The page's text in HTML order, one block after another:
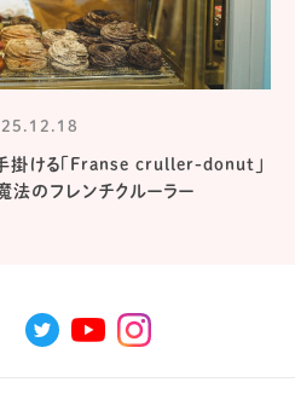
掛ける「Franse cruller-donut」
法のフレンチクルーラー